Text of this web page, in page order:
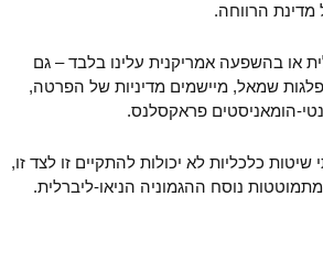
הרווחה.
או בהשפעה אמריקנית עלינו בלבד – גם
שמאל, מיישמים מדיניות של הפרטה,
הומאניסטים פראקסלנס.
כלכליות לא יכולות להתקיים זו לצד זו,
נוסח ההגמוניה הניאו-ליברלית.